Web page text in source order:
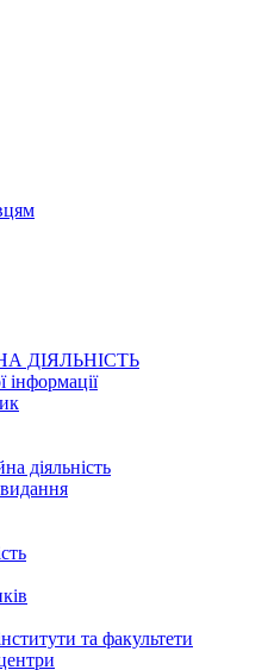
ДІЯЛЬНІСТЬ
інформації
діяльність
та факультети